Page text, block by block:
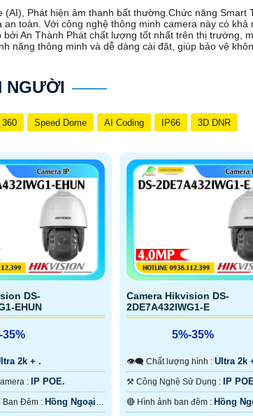
Phát hiện âm thanh bất thường.Chức năng Smart
toàn. Với công nghệ thông minh camera này có khả
An Thành Phát chất lượng tốt nhất trên thị trường,
năng thông minh và dễ dàng cài đặt, giúp bảo vệ
NGƯỜI
Speed Dome AI Coding IP66 3D DNR
DS-
EHUN
35%
2k + .
⚒ Công Nghệ Camera : IP POE.
🌛 Khoảng Cách Ban Đêm : Hồng Ngoại
Camera Hikvision DS-
2DE7A432IWG1-E
5%-35%
👁️‍🗨 Chất lượng hình : Ultra 2k
⚒ Công Nghệ Sử Dụng : IP
🔴 Hình ảnh ban đêm : Hồng